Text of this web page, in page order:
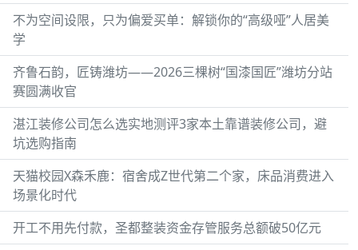
不为空间设限，只为偏爱买单：解锁你的“高级哑”人居美
学
齐鲁石韵，匠铸潍坊——2026三棵树“国漆国匠”潍坊分站
赛圆满收官
湛江装修公司怎么选实地测评3家本土靠谱装修公司，避
坑选购指南
天猫校园X森禾鹿：宿舍成Z世代第二个家，床品消费进入
场景化时代
开工不用先付款，圣都整装资金存管服务总额破50亿元